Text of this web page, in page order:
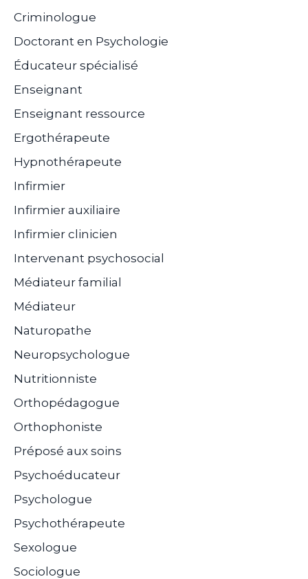
Criminologue
Doctorant en Psychologie
Éducateur spécialisé
Enseignant
Enseignant ressource
Ergothérapeute
Hypnothérapeute
Infirmier
Infirmier auxiliaire
Infirmier clinicien
Intervenant psychosocial
Médiateur familial
Médiateur
Naturopathe
Neuropsychologue
Nutritionniste
Orthopédagogue
Orthophoniste
Préposé aux soins
Psychoéducateur
Psychologue
Psychothérapeute
Sexologue
Sociologue